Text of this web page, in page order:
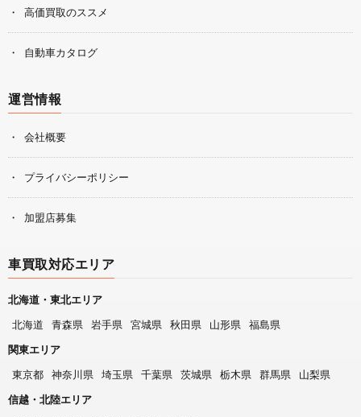
高価買取のススメ
自動車カタログ
運営情報
会社概要
プライバシーポリシー
加盟店募集
車買取対応エリア
北海道・東北エリア
北海道
青森県 岩手県 宮城県 秋田県 山形県
福島県
関東エリア
東京都
神奈川県 埼玉県 千葉県 茨城県 栃木県 群馬県
山梨県
信越・北陸エリア